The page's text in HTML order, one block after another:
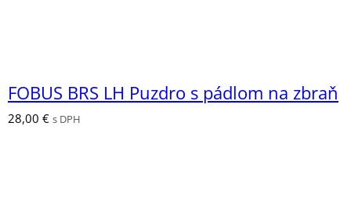
FOBUS BRS LH Puzdro s pádlom na zbraň
28,00 € s DPH